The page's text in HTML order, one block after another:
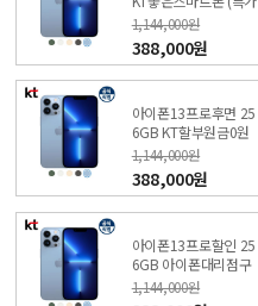
폰 신청) KT샵 직영점
1,144,000원
388,000원
아이폰13프로후면 25
6GB KT할부원금0원
(특가폰 신청) KT직영
매장
1,144,000원
388,000원
아이폰13프로할인 25
6GB 아이폰대리점구
매 (특가폰 신청) KT본
사직영점
1,144,000원